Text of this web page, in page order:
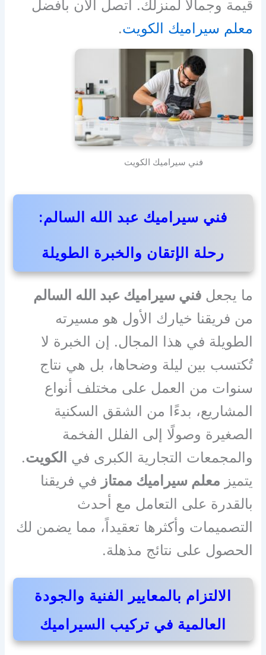
قيمة وجمالاً لمنزلك. اتصل الآن بأفضل
معلم سيراميك الكويت.
فني سيراميك الكويت
فني سيراميك عبد الله السالم:
رحلة الإتقان والخبرة الطويلة
ما يجعلفني سيراميك عبد الله السالم
من فريقنا خيارك الأول هو مسيرته
الطويلة في هذا المجال. إن الخبرة لا
تُكتسب بين ليلة وضحاها، بل هي نتاج
سنوات من العمل على مختلف أنواع
المشاريع، بدءًا من الشقق السكنية
الصغيرة وصولًا إلى الفلل الفخمة
والمجمعات التجارية الكبرى في الكويت.
يتميز معلم سيراميك ممتاز في فريقنا
بالقدرة على التعامل مع أحدث
التصميمات وأكثرها تعقيداً، مما يضمن لك
الحصول على نتائج مذهلة.
الالتزام بالمعايير الفنية والجودة
العالمية في تركيب السيراميك